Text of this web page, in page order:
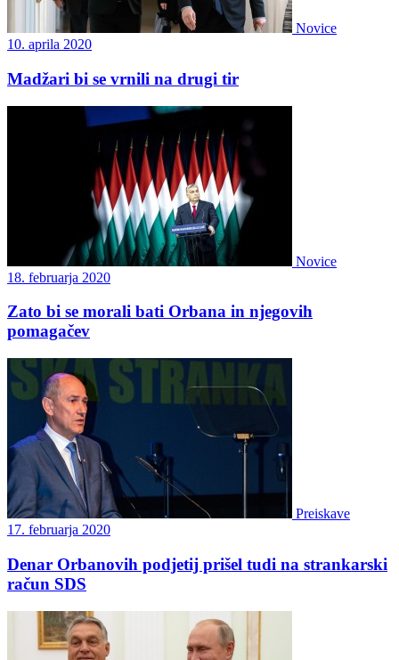
Novice
10. aprila 2020
Madžari bi se vrnili na drugi tir
Novice
18. februarja 2020
Zato bi se morali bati Orbana in njegovih
pomagačev
Preiskave
17. februarja 2020
Denar Orbanovih podjetij prišel tudi na strankarski
račun SDS